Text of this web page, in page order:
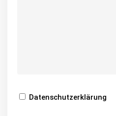
Datenschutzerklärung